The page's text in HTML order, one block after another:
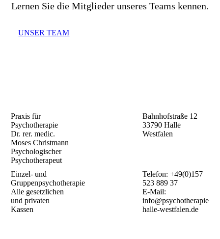
Lernen Sie die Mitglieder unseres Teams kennen.
UNSER TEAM
Praxis für
Psychotherapie
Dr. rer. medic.
Moses Christmann
Psychologischer
Psychotherapeut
Bahnhofstraße 12
33790 Halle
Westfalen
Einzel- und
Gruppenpsychotherapie
Alle gesetzlichen
und privaten
Kassen
Telefon: +49(0)157
523 889 37
E-Mail:
info@psychotherapie-
halle-westfalen.de